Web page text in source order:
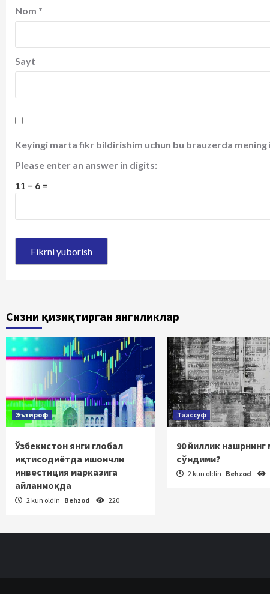
Nom *
Sayt
Keyingi marta fikr bildirishim uchun bu brauzerda
Please enter an answer in digits:
11 − 6 =
Сизни қизиқтирган янгиликлар
Эътироф
Ўзбекистон янги глобал
иқтисодиётда ишончли
инвестиция марказига
айланмоқда
2 kun oldin Behzod 220
Таассуф
90 йиллик нашрнинг
сўндими?
2 kun oldin Behzod